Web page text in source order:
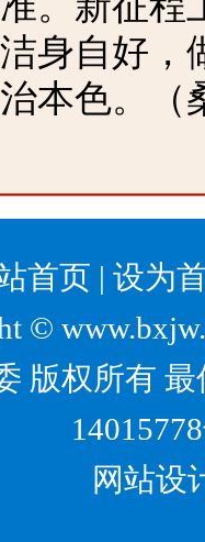
身自好
本色。（
首页 | 设为
©
版权所有
网站设